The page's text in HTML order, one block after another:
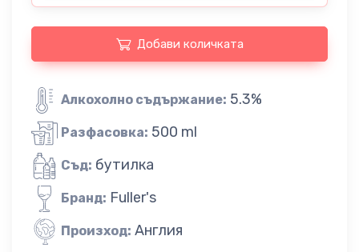
Добави количката
Алкохолно съдържание: 5.3%
Разфасовка: 500 ml
Съд: бутилка
Бранд: Fuller's
Произход: Англия